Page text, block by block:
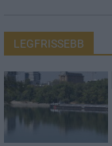
LEGFRISSEBB